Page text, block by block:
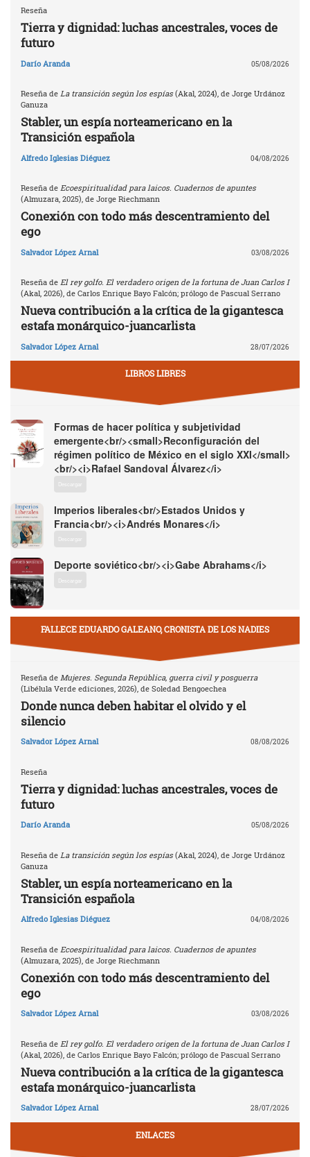
Reseña
Tierra y dignidad: luchas ancestrales, voces de
futuro
Darío Aranda 05/08/2026
Reseña de La transición según los espías (Akal, 2024), de Jorge Urdánoz
Ganuza
Stabler, un espía norteamericano en la
Transición española
Alfredo Iglesias Diéguez 04/08/2026
Reseña de Ecoespiritualidad para laicos. Cuadernos de apuntes
(Almuzara, 2025), de Jorge Riechmann
Conexión con todo más descentramiento del
ego
Salvador López Arnal 03/08/2026
Reseña de El rey golfo. El verdadero origen de la fortuna de Juan Carlos I
(Akal, 2026), de Carlos Enrique Bayo Falcón; prólogo de Pascual Serrano
Nueva contribución a la crítica de la gigantesca
estafa monárquico-juancarlista
Salvador López Arnal 28/07/2026
LIBROS LIBRES
Formas de hacer política y subjetividad
emergente<br/><small>Reconfiguración del
régimen político de México en el siglo XXI</small>
<br/><i>Rafael Sandoval Álvarez</i>
Descargar
Imperios liberales<br/>Estados Unidos y
Francia<br/><i>Andrés Monares</i>
Descargar
Deporte soviético<br/><i>Gabe Abrahams</i>
Descargar
FALLECE EDUARDO GALEANO, CRONISTA DE LOS NADIES
Reseña de Mujeres. Segunda República, guerra civil y posguerra
(Libélula Verde ediciones, 2026), de Soledad Bengoechea
Donde nunca deben habitar el olvido y el
silencio
Salvador López Arnal 08/08/2026
Reseña
Tierra y dignidad: luchas ancestrales, voces de
futuro
Darío Aranda 05/08/2026
Reseña de La transición según los espías (Akal, 2024), de Jorge Urdánoz
Ganuza
Stabler, un espía norteamericano en la
Transición española
Alfredo Iglesias Diéguez 04/08/2026
Reseña de Ecoespiritualidad para laicos. Cuadernos de apuntes
(Almuzara, 2025), de Jorge Riechmann
Conexión con todo más descentramiento del
ego
Salvador López Arnal 03/08/2026
Reseña de El rey golfo. El verdadero origen de la fortuna de Juan Carlos I
(Akal, 2026), de Carlos Enrique Bayo Falcón; prólogo de Pascual Serrano
Nueva contribución a la crítica de la gigantesca
estafa monárquico-juancarlista
Salvador López Arnal 28/07/2026
ENLACES